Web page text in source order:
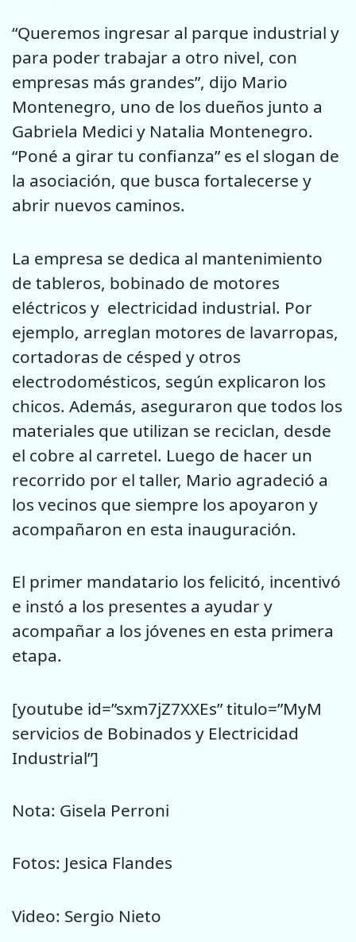
“Queremos ingresar al parque industrial y
para poder trabajar a otro nivel, con
empresas más grandes”, dijo Mario
Montenegro, uno de los dueños junto a
Gabriela Medici y Natalia Montenegro.
“Poné a girar tu confianza” es el slogan de
la asociación, que busca fortalecerse y
abrir nuevos caminos.
La empresa se dedica al mantenimiento
de tableros, bobinado de motores
eléctricos y electricidad industrial. Por
ejemplo, arreglan motores de lavarropas,
cortadoras de césped y otros
electrodomésticos, según explicaron los
chicos. Además, aseguraron que todos los
materiales que utilizan se reciclan, desde
el cobre al carretel. Luego de hacer un
recorrido por el taller, Mario agradeció a
los vecinos que siempre los apoyaron y
acompañaron en esta inauguración.
El primer mandatario los felicitó, incentivó
e instó a los presentes a ayudar y
acompañar a los jóvenes en esta primera
etapa.
[youtube id=”sxm7jZ7XXEs” titulo=”MyM
servicios de Bobinados y Electricidad
Industrial”]
Nota: Gisela Perroni
Fotos: Jesica Flandes
Video: Sergio Nieto